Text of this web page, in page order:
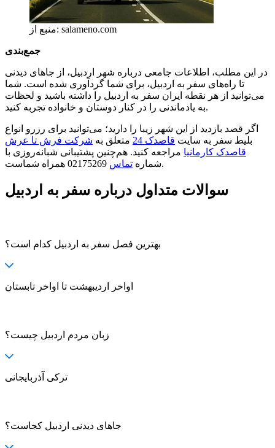
منبع از: salameno.com
جمع‌بندی
در این مطلب، اطلاعات جامعی درباره شهر اردبیل، از جاهای دیدنی
تا راه‌های سفر به اردبیل، برای شما گردآوری شده است. شما
می‌توانید از هر نقطه ایران سفر به اردبیل را داشته باشید و لحظات
به یادماندنی را در کنار دوستان و خانواده تجربه کنید.
اگر قصد بازدید از این شهر زیبا را دارید؛ می‌توانید برای رزرو انواع
بلیط سفر به سایت قاصدک 24 متعلق به شرکت فرش تا عرش
قاصدک کارمانیا مراجعه کنید. هم‌چنین پشتیبانی شبانه‌روزی با
شماره تماس 02175269 همراه شماست.
سوالات متداول درباره سفر به اردبیل
بهترین فصل سفر به اردبیل کدام است؟
اواخر اردیبهشت تا اواخر تابستان
زبان مردم اردبیل چیست؟
ترکی آذربایجانی
جاهای دیدنی اردبیل کجاست؟